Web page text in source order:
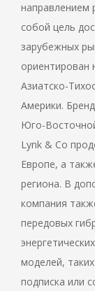
направлением
собой цель
зарубежных
ориентирован
Азиатско-
Америки.
Юго-
Lynk & Co
Европе, а
региона. В
компания
передовых
моделей,
подписка или